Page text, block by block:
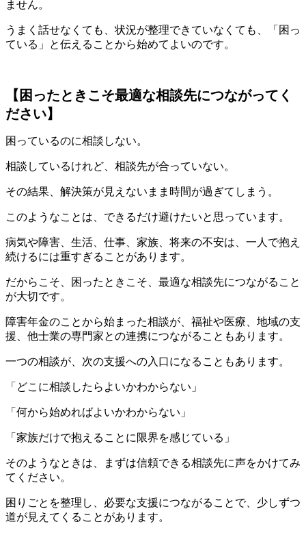
ません。
うまく話せなくても、状況が整理できていなくても、「困っ
ている」と伝えることから始めてよいのです。
【困ったときこそ最適な相談先につながってく
ださい】
困っているのに相談しない。
相談しているけれど、相談先が合っていない。
その結果、解決策が見えないまま時間が過ぎてしまう。
このようなことは、できるだけ避けたいと思っています。
病気や障害、生活、仕事、家族、将来の不安は、一人で抱え
続けるには重すぎることがあります。
だからこそ、困ったときこそ、最適な相談先につながること
が大切です。
障害年金のことから始まった相談が、福祉や医療、地域の支
援、他士業の専門家との連携につながることもあります。
一つの相談が、次の支援への入口になることもあります。
「どこに相談したらよいかわからない」
「何から始めればよいかわからない」
「家族だけで抱えることに限界を感じている」
そのようなときは、まずは信頼できる相談先に声をかけてみ
てください。
困りごとを整理し、必要な支援につながることで、少しずつ
道が見えてくることがあります。